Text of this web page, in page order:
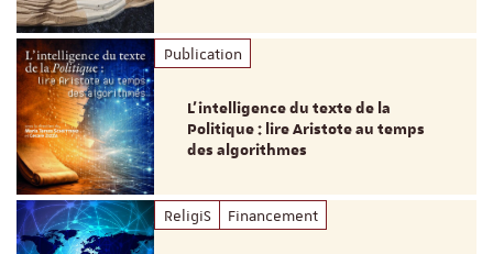
Publication
L’intelligence du texte de la
Politique : lire Aristote au temps
des algorithmes
ReligiS Financement